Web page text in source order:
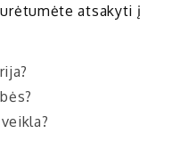
atsakyti į